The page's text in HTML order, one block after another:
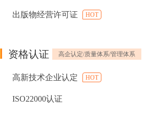
出版物经营许可证 HOT
资格认证 高企认定/质量体系/管理体系
高新技术企业认定 HOT
ISO22000认证